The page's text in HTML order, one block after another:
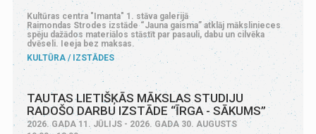
Kultūras centra "Imanta" 1. stāva galerijā
Raimondas Strodes izstāde “Jauna gaisma” atklāj mākslinieces
spēju dažādos materiālos stāstīt par pasauli, dabu un cilvēka
dvēseli. Ieeja bez maksas.
KULTŪRA
IZSTĀDES
TAUTAS LIETIŠĶĀS MĀKSLAS STUDIJU
RADOŠO DARBU IZSTĀDE “ĪRGA - SĀKUMS”
2026. GADA 11. JŪLIJS - 2026. GADA 30. AUGUSTS